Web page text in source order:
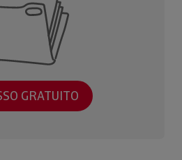
GRATUITO